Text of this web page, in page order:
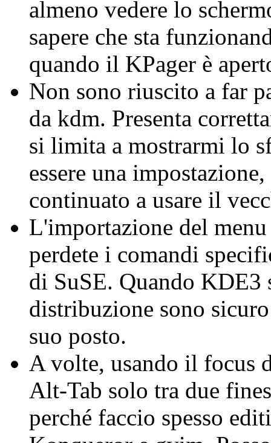
almeno vedere lo
sapere che sta
quando il KPager è
Non sono riuscito a far
da kdm. Presenta
si limita a mostrarmi lo
essere una
continuato a usare il
L'importazione del
perdete i comandi
di SuSE. Quando KDE3
distribuzione sono
suo posto.
A volte, usando il focus
Alt-Tab solo tra due
perché faccio spesso